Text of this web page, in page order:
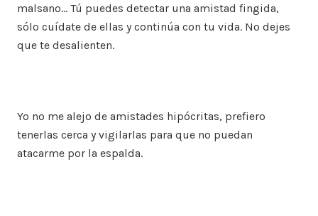
malsano… Tú puedes detectar una amistad fingida,
sólo cuídate de ellas y continúa con tu vida. No dejes
que te desalienten.
Yo no me alejo de amistades hipócritas, prefiero
tenerlas cerca y vigilarlas para que no puedan
atacarme por la espalda.